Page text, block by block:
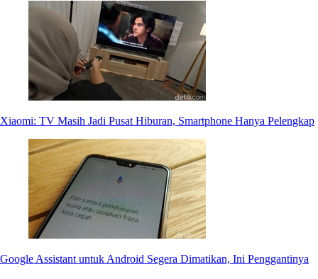
Xiaomi: TV Masih Jadi Pusat Hiburan, Smartphone Hanya Pelengkap
Google Assistant untuk Android Segera Dimatikan, Ini Penggantinya